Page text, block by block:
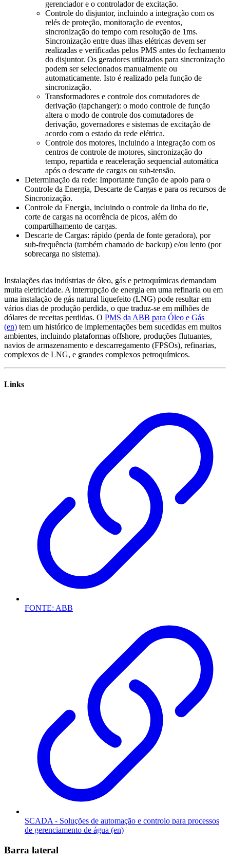
gerenciador e o controlador de excitação.
Controle do disjuntor, incluindo a integração com os
relés de proteção, monitoração de eventos,
sincronização do tempo com resolução de 1ms.
Sincronização entre duas ilhas elétricas devem ser
realizadas e verificadas pelos PMS antes do fechamento
do disjuntor. Os geradores utilizados para sincronização
podem ser selecionados manualmente ou
automaticamente. Isto é realizado pela função de
sincronização.
Transformadores e controle dos comutadores de
derivação (tapchanger): o modo controle de função
altera o modo de controle dos comutadores de
derivação, governadores e sistemas de excitação de
acordo com o estado da rede elétrica.
Controle dos motores, incluindo a integração com os
centros de controle de motores, sincronização do
tempo, repartida e reaceleração sequencial automática
após o descarte de cargas ou sub-tensão.
Determinação da rede: Importante função de apoio para o
Controle da Energia, Descarte de Cargas e para os recursos de
Sincronização.
Controle da Energia, incluindo o controle da linha do tie,
corte de cargas na ocorrência de picos, além do
compartilhamento de cargas.
Descarte de Cargas: rápido (perda de fonte geradora), por
sub-frequência (também chamado de backup) e/ou lento (por
sobrecarga no sistema).
Instalações das indústrias de óleo, gás e petroquímicas demandam
muita eletricidade. A interrupção de energia em uma refinaria ou em
uma instalação de gás natural liquefeito (LNG) pode resultar em
vários dias de produção perdida, o que traduz-se em milhões de
dólares de receitas perdidas. O PMS da ABB para Óleo e Gás
(en) tem um histórico de implementações bem sucedidas em muitos
ambientes, incluindo plataformas offshore, produções flutuantes,
navios de armazenamento e descarregamento (FPSOs), refinarias,
complexos de LNG, e grandes complexos petroquímicos.
Links
FONTE: ABB
SCADA - Soluções de automação e controlo para processos
de gerenciamento de água (en)
Barra lateral